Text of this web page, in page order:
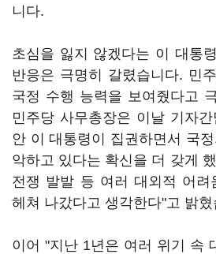
니다.
초심을 잃지 않겠다는 이 대통
반응은 극명히 갈렸습니다. 민
국정 수행 능력을 보여줬다고
민주당 사무총장은 이날 기자
안 이 대통령이 집권하면서 국
악하고 있다는 확신을 더 갖게
전쟁 발발 등 여러 대외적 어
헤쳐 나갔다고 생각한다"고 밝혔
이어 "지난 1년은 여러 위기 속